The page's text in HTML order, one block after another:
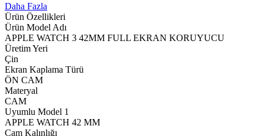
Daha Fazla
Ürün Özellikleri
Ürün Model Adı
APPLE WATCH 3 42MM FULL EKRAN KORUYUCU
Üretim Yeri
Çin
Ekran Kaplama Türü
ÖN CAM
Materyal
CAM
Uyumlu Model 1
APPLE WATCH 42 MM
Cam Kalınlığı